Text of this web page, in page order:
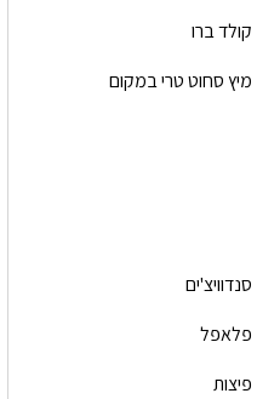
קולד ברו
מיץ סחוט טרי במקום
סנדוויצ'ים
פלאפל
פיצות